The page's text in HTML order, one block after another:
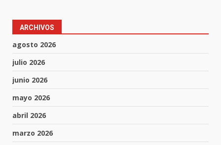
ARCHIVOS
agosto 2026
julio 2026
junio 2026
mayo 2026
abril 2026
marzo 2026